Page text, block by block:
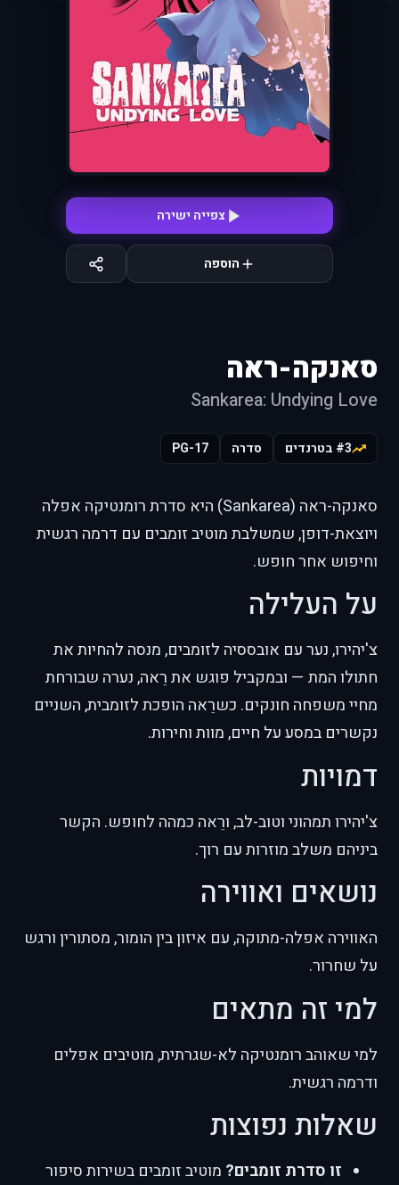
צפייה ישירה
הוספה
סאנקה-ראה
Sankarea: Undying Love
#3 בטרנדים סדרה PG-17
סאנקה-ראה (Sankarea) היא סדרת רומנטיקה אפלה
ויוצאת-דופן, שמשלבת מוטיב זומבים עם דרמה רגשית
וחיפוש אחר חופש.
על העלילה
צ'יהירו, נער עם אובססיה לזומבים, מנסה להחיות את
חתולו המת — ובמקביל פוגש את רֵאה, נערה שבורחת
מחיי משפחה חונקים. כשרֵאה הופכת לזומבית, השניים
נקשרים במסע על חיים, מוות וחירות.
דמויות
צ'יהירו תמהוני וטוב-לב, ורֵאה כמהה לחופש. הקשר
ביניהם משלב מוזרות עם רוך.
נושאים ואווירה
האווירה אפלה-מתוקה, עם איזון בין הומור, מסתורין ורגש
על שחרור.
למי זה מתאים
למי שאוהב רומנטיקה לא-שגרתית, מוטיבים אפלים
ודרמה רגשית.
שאלות נפוצות
זו סדרת זומבים? מוטיב זומבים בשירות סיפור